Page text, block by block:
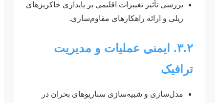
بررسی تأثیر تغییرات اقلیمی بر پایداری خاکریزهای
ریلی و ارائه راهکارهای مقاوم‌سازی.
۳.۲. ایمنی عملیات و مدیریت
ترافیک
مدل‌سازی و شبیه‌سازی سناریوهای بحران در